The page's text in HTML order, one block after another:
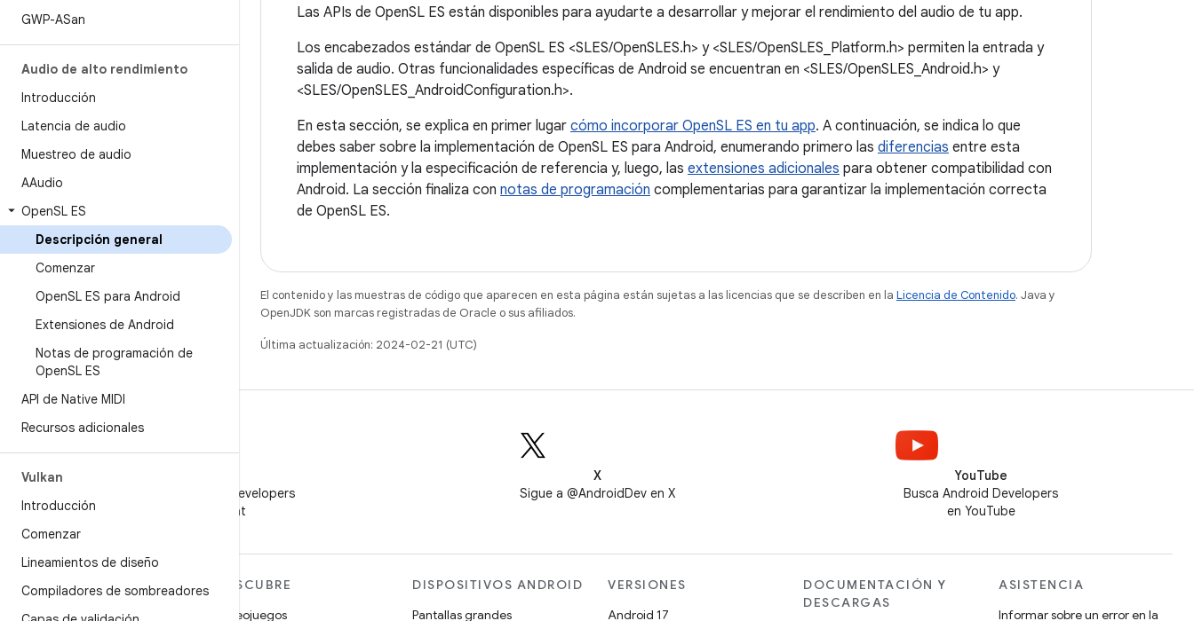
GWP-ASan
Audio de alto rendimiento
Introducción
Latencia de audio
Muestreo de audio
AAudio
OpenSL ES
Descripción general
Comenzar
OpenSL ES para Android
Extensiones de Android
Notas de programación de
OpenSL ES
API de Native MIDI
Recursos adicionales
Vulkan
Introducción
Comenzar
Lineamientos de diseño
Compiladores de sombreadores
Las APIs de OpenSL ES están disponibles para ayudarte a desarrollar y mejorar el rendimiento del audio de tu app.
Los encabezados estándar de OpenSL ES <SLES/OpenSLES.h> y <SLES/OpenSLES_Platform.h> permiten la entrada y
salida de audio. Otras funcionalidades específicas de Android se encuentran en <SLES/OpenSLES_Android.h> y
<SLES/OpenSLES_AndroidConfiguration.h>.
En esta sección, se explica en primer lugar cómo incorporar OpenSL ES en tu app. A continuación, se indica lo que
debes saber sobre la implementación de OpenSL ES para Android, enumerando primero las diferencias entre esta
implementación y la especificación de referencia y, luego, las extensiones adicionales para obtener compatibilidad con
Android. La sección finaliza con notas de programación complementarias para garantizar la implementación correcta
de OpenSL ES.
El contenido y las muestras de código que aparecen en esta página están sujetas a las licencias que se describen en la Licencia de Contenido. Java y
OpenJDK son marcas registradas de Oracle o sus afiliados.
Última actualización: 2024-02-21 (UTC)
Sigue a Android Developers
en WeChat
X
Sigue a @AndroidDev en X
YouTube
Busca Android Developers
en YouTube
MÁS ANDROID
Android
DESCUBRE
Videojuegos
DISPOSITIVOS ANDROID
Pantallas grandes
VERSIONES
Android 17
DOCUMENTACIÓN Y
DESCARGAS
ASISTENCIA
Informar sobre un error en la